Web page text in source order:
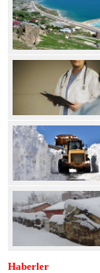
Haberler